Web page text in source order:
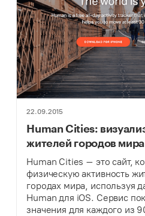
22.09.2015
Human Cities:
жителей городов мира
Human Cities – это сайт,
физическую активность
городах мира, используя
Human для iOS. Сервис
значения для каждого из